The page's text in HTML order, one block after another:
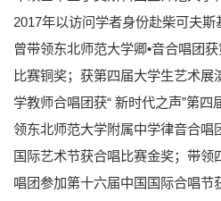
2017年以访问学者身份赴柴可夫斯
曾带领东北师范大学卿•音合唱团
比赛铜奖；获第四届大学生艺术
学教师合唱团获“ 新时代之声”第
领东北师范大学附属中学律音合唱
国际艺术节获合唱比赛金奖；带领
唱团参加第十六届中国国际合唱节